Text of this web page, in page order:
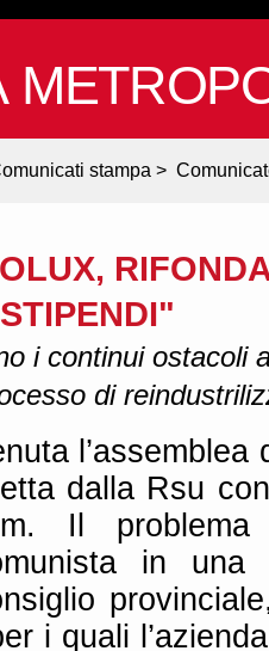
stampa >
i continui ostacoli
di
l’assemblea
dalla Rsu
Il
in una
i quali